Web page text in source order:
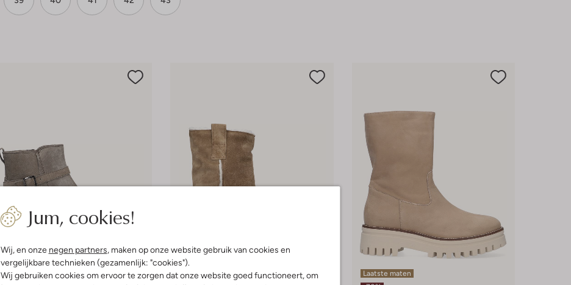
Jum, cookies!
Wij, en onze negen partners, maken op onze website gebruik van cookies en
vergelijkbare technieken (gezamenlijk: "cookies").
Wij gebruiken cookies om ervoor te zorgen dat onze website goed functioneert, om
Laatste maten